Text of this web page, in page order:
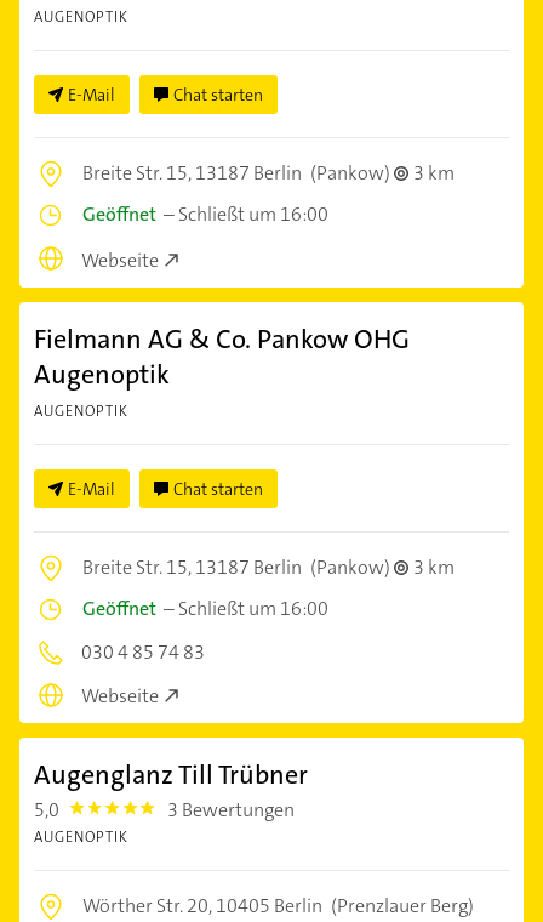
AUGENOPTIK
E-Mail Chat starten
Breite Str. 15,13187 Berlin (Pankow)
3 km
Geöffnet –Schließt um 16:00
Webseite
Fielmann AG & Co. Pankow OHG
Augenoptik
AUGENOPTIK
E-Mail Chat starten
Breite Str. 15,13187 Berlin (Pankow)
3 km
Geöffnet –Schließt um 16:00
030 4 85 74 83
Webseite
Augenglanz Till Trübner
5,0 5.0 3 Bewertungen
AUGENOPTIK
Wörther Str. 20,10405 Berlin (Prenzlauer Berg)